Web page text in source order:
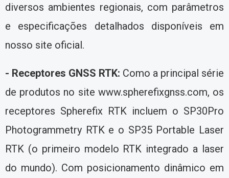
diversos ambientes regionais, com parâmetros
e especificações detalhados disponíveis em
nosso site oficial.
- Receptores GNSS RTK: Como a principal série
de produtos no site www.spherefixgnss.com, os
receptores Spherefix RTK incluem o SP30Pro
Photogrammetry RTK e o SP35 Portable Laser
RTK (o primeiro modelo RTK integrado a laser
do mundo). Com posicionamento dinâmico em